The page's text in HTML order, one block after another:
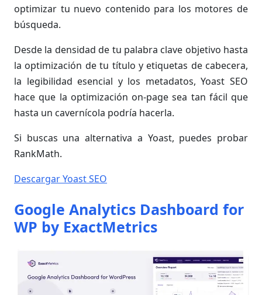
optimizar tu nuevo contenido para los motores de
búsqueda.
Desde la densidad de tu palabra clave objetivo hasta
la optimización de tu título y etiquetas de cabecera,
la legibilidad esencial y los metadatos, Yoast SEO
hace que la optimización on-page sea tan fácil que
hasta un cavernícola podría hacerla.
Si buscas una alternativa a Yoast, puedes probar
RankMath.
Descargar Yoast SEO
Google Analytics Dashboard for
WP by ExactMetrics